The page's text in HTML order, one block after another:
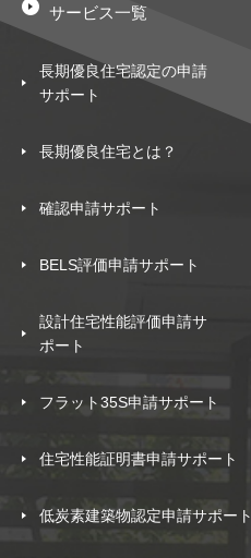
サービス一覧
長期優良住宅認定の申請
サポート
長期優良住宅とは？
確認申請サポート
BELS評価申請サポート
設計住宅性能評価申請サ
ポート
フラット35S申請サポート
住宅性能証明書申請サポート
低炭素建築物認定申請サポート